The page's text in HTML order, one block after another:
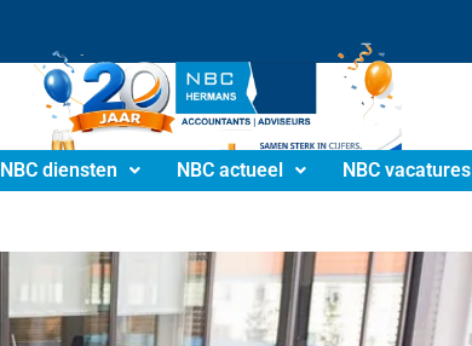
NBC diensten NBC actueel NBC vacatures